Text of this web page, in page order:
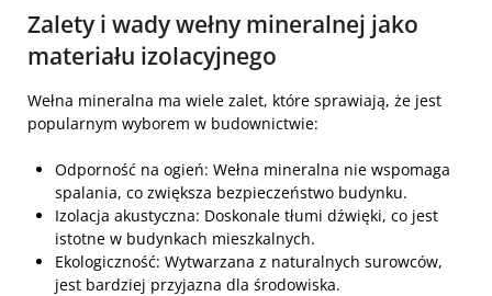
Zalety i wady wełny mineralnej jako
materiału izolacyjnego
Wełna mineralna ma wiele zalet, które sprawiają, że jest
popularnym wyborem w budownictwie:
Odporność na ogień: Wełna mineralna nie wspomaga
spalania, co zwiększa bezpieczeństwo budynku.
Izolacja akustyczna: Doskonale tłumi dźwięki, co jest
istotne w budynkach mieszkalnych.
Ekologiczność: Wytwarzana z naturalnych surowców,
jest bardziej przyjazna dla środowiska.